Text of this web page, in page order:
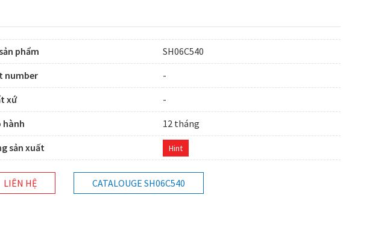
phẩm
SH06C540
number
-
xứ
-
hành
12 tháng
sản xuất
Hint
LIÊN HỆ CATALOUGE SH06C540